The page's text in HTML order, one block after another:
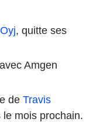
, quitte ses
Amgen
de Travis
mois prochain.